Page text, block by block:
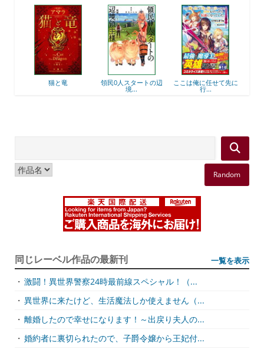
猫と竜 領民0人スタートの辺
境...
ここは俺に任せて先に
行...
Random
同じレーベル作品の最新刊 一覧を表示
・ 激闘！異世界警察24時最前線スペシャル！（...
・ 異世界に来たけど、生活魔法しか使えません（...
・ 離婚したので幸せになります！～出戻り夫人の...
・ 婚約者に裏切られたので、子爵令嬢から王妃付...